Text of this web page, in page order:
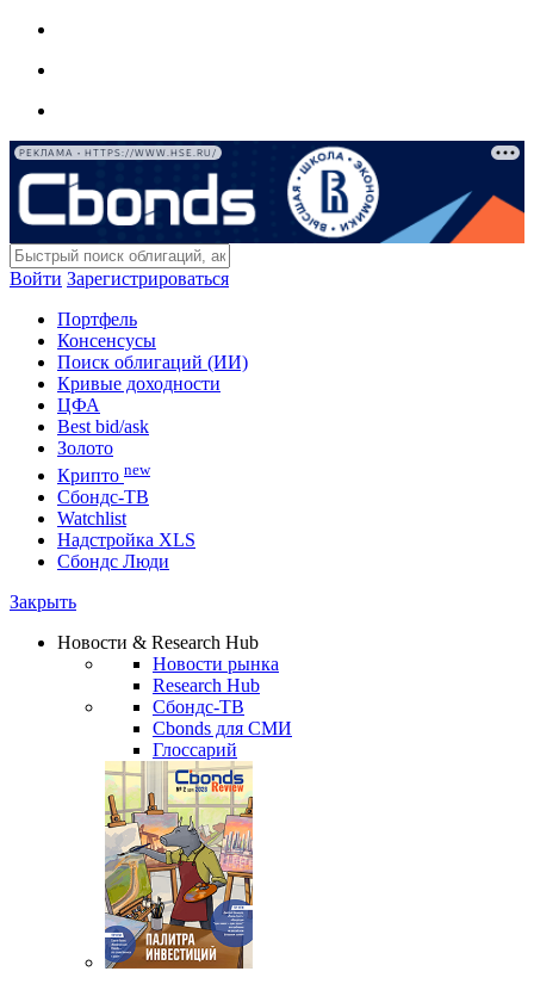
РЕКЛАМА • HTTPS://WWW.HSE.RU/
Войти Зарегистрироваться
Портфель
Консенсусы
Поиск облигаций (ИИ)
Кривые доходности
ЦФА
Best bid/ask
Золото
Крипто new
Сбондс-ТВ
Watchlist
Надстройка XLS
Сбондс Люди
Закрыть
Новости & Research Hub
Новости рынка
Research Hub
Сбондс-ТВ
Cbonds для СМИ
Глоссарий